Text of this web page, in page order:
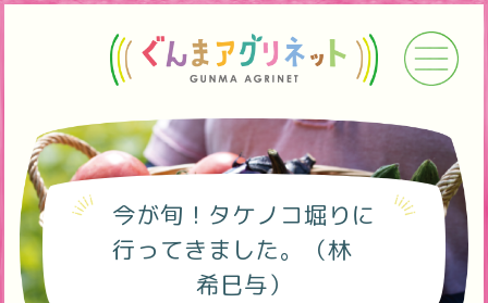
今が旬！タケノコ堀りに
行ってきました。（林
希巳与）